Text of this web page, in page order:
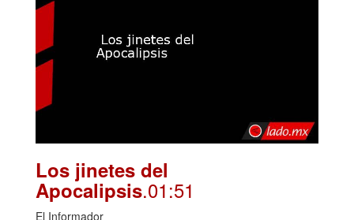
Los jinetes del
Apocalipsis.01:51
El Informador